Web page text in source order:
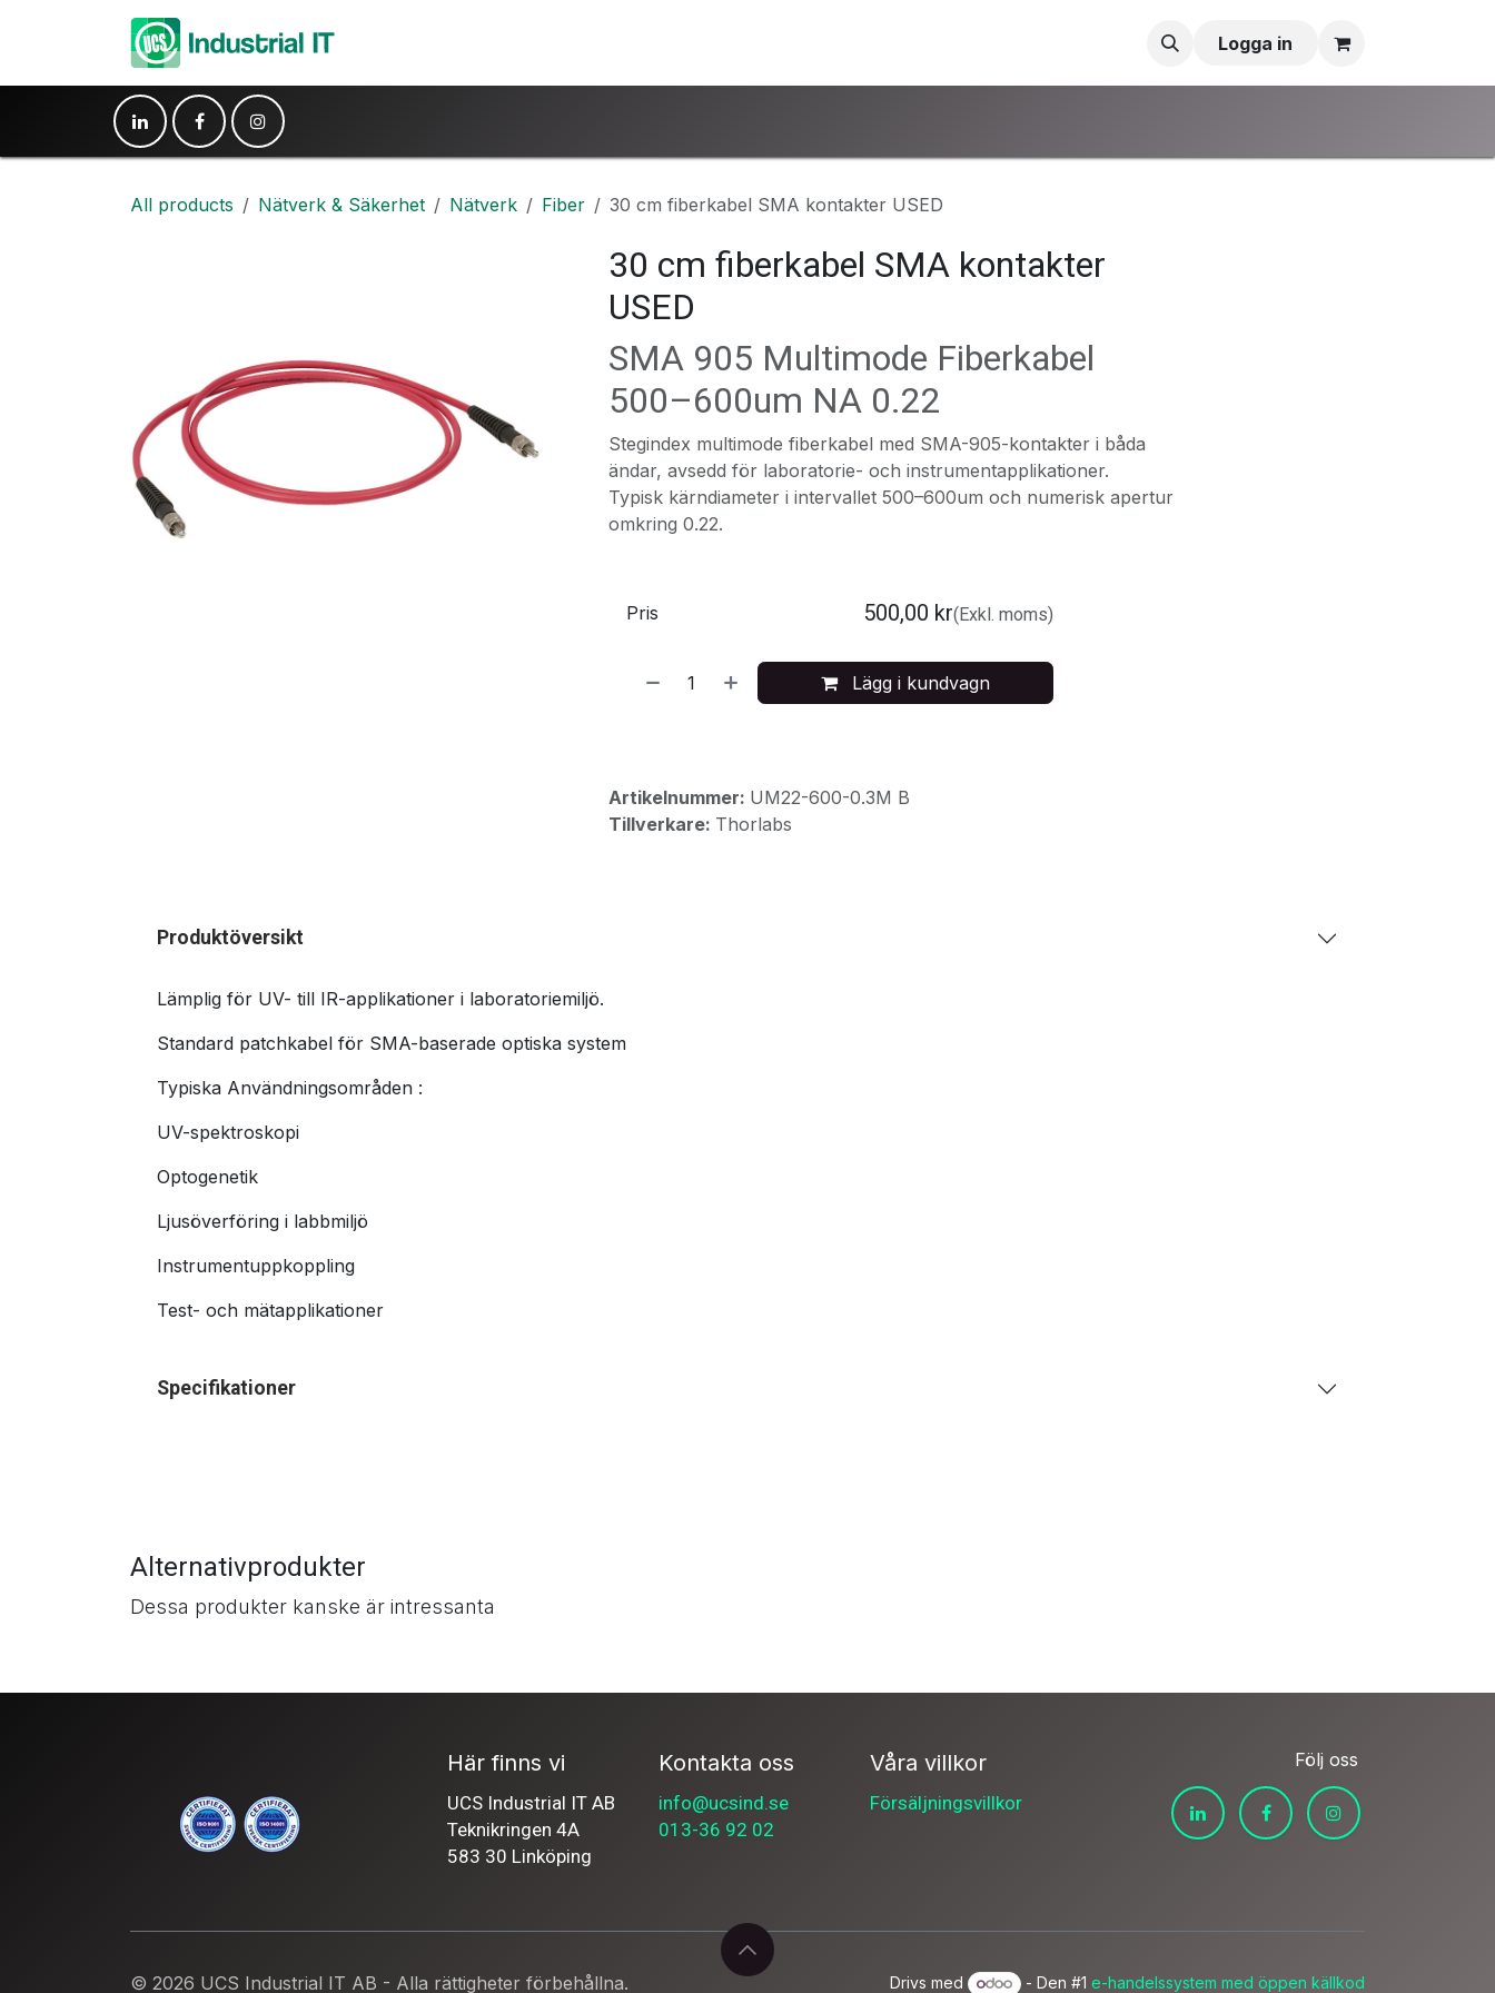
Hoppa till innehåll
Logga in
All products Nätverk & Säkerhet Nätverk Fiber 30 cm fiberkabel SMA kontakter USED
30 cm fiberkabel SMA kontakter
USED
SMA 905 Multimode Fiberkabel
500–600um NA 0.22
Stegindex multimode fiberkabel med SMA-905-kontakter i båda
ändar, avsedd för laboratorie- och instrumentapplikationer.
Typisk kärndiameter i intervallet 500–600um och numerisk apertur
omkring 0.22.
Lägg i kundvagn
Pris 500,00 kr(Exkl. moms)
Artikelnummer: UM22-600-0.3M B
Tillverkare: Thorlabs
Produktöversikt
Lämplig för UV- till IR-applikationer i laboratoriemiljö.
Standard patchkabel för SMA-baserade optiska system
Typiska Användningsområden :
UV-spektroskopi
Optogenetik
Ljusöverföring i labbmiljö
Instrumentuppkoppling
Test- och mätapplikationer
Specifikationer
Alternativprodukter
Dessa produkter kanske är intressanta
Här finns vi
UCS Industrial IT AB
Teknikringen 4A
583 30 Linköping
Kontakta oss
info@ucsind.se
013-36 92 02
Våra villkor
Försäljningsvillkor
Följ oss
© 2026 UCS Industrial IT AB - Alla rättigheter förbehållna. Drivs med - Den #1 e-handelssystem med öppen källkod